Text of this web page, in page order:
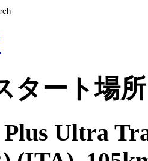
タート場所
Ultra